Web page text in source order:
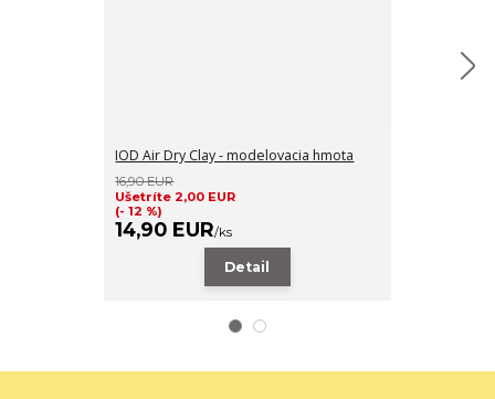
IOD Air Dry Clay - modelovacia hmota
16,90 EUR
Ušetríte 2,00 EUR
(- 12 %)
14,90 EUR/ks
Detail